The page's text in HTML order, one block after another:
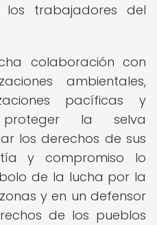
trabajadores del
colaboración con
ambientales,
pacíficas y
la selva
los derechos de sus
y compromiso lo
de la lucha por la
y en un defensor
de los pueblos